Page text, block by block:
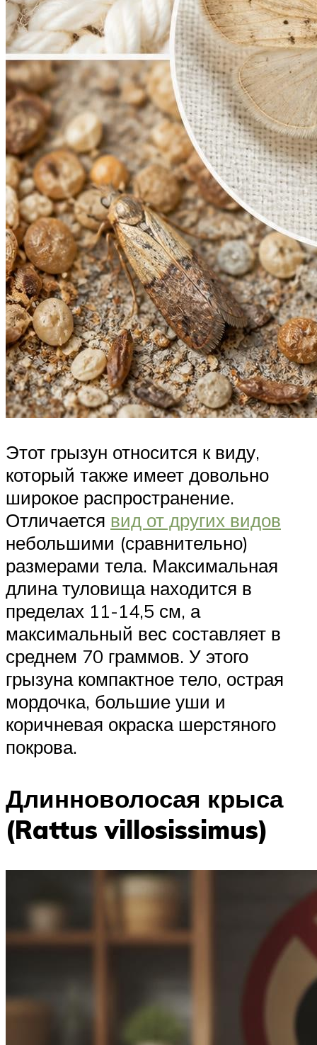
Этот грызун относится к виду,
который также имеет довольно
широкое распространение.
Отличается вид от других видов
небольшими (сравнительно)
размерами тела. Максимальная
длина туловища находится в
пределах 11-14,5 см, а
максимальный вес составляет в
среднем 70 граммов. У этого
грызуна компактное тело, острая
мордочка, большие уши и
коричневая окраска шерстяного
покрова.
Длинноволосая крыса
(Rattus villosissimus)